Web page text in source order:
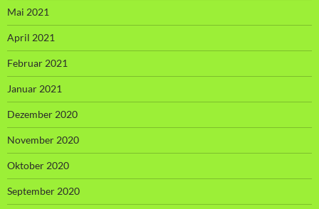
Mai 2021
April 2021
Februar 2021
Januar 2021
Dezember 2020
November 2020
Oktober 2020
September 2020